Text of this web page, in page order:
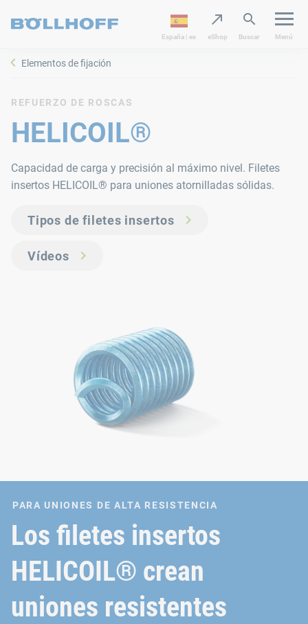
España | es eShop Buscar Menú
Elementos de fijación
REFUERZO DE ROSCAS
HELICOIL®
Capacidad de carga y precisión al máximo nivel. Filetes
insertos HELICOIL® para uniones atornilladas sólidas.
Tipos de filetes insertos
Vídeos
PARA UNIONES DE ALTA RESISTENCIA
Los filetes insertos
HELICOIL® crean
uniones resistentes